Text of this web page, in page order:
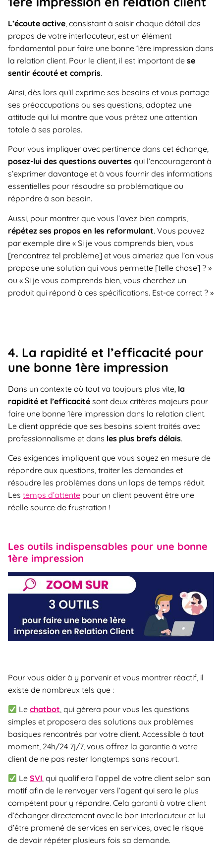
L’écoute active , consistant à saisir chaque détail des
propos de votre interlocuteur, est un élément
fondamental pour faire une bonne 1ère impression dans
la relation client. Pour le client, il est important de se
sentir écouté et compris.
Ainsi, dès lors qu’il exprime ses besoins et vous partage
ses préoccupations ou ses questions, adoptez une
attitude qui lui montre que vous prêtez une attention
totale à ses paroles.
Pour vous impliquer avec pertinence dans cet échange,
posez-lui des questions ouvertes qui l’encourageront à
s’exprimer davantage et à vous fournir des informations
essentielles pour résoudre sa problématique ou
répondre à son besoin.
Aussi, pour montrer que vous l’avez bien compris,
répétez ses propos en les reformulant. Vous pouvez
par exemple dire « Si je vous comprends bien, vous
[rencontrez tel problème] et vous aimeriez que l’on vous
propose une solution qui vous permette [telle chose] ? »
ou « Si je vous comprends bien, vous cherchez un
produit qui répond à ces spécifications. Est-ce correct ? »
4. La rapidité et l’efficacité pour
une bonne 1ère impression
Dans un contexte où tout va toujours plus vite, la
rapidité et l’efficacité sont deux critères majeurs pour
faire une bonne 1ère impression dans la relation client.
Le client apprécie que ses besoins soient traités avec
professionnalisme et dans les plus brefs délais.
Ces exigences impliquent que vous soyez en mesure de
répondre aux questions, traiter les demandes et
résoudre les problèmes dans un laps de temps réduit.
Les temps d’attente pour un client peuvent être une
réelle source de frustration !
Les outils indispensables pour une bonne
1ère impression
Pour vous aider à y parvenir et vous montrer réactif, il
existe de nombreux tels que :
Lechatbot , qui gèrera pour vous les questions
simples et proposera des solutions aux problèmes
basiques rencontrés par votre client. Accessible à tout
moment, 24h/24 7j/7, vous offrez la garantie à votre
client de ne pas rester longtemps sans recourt.
LeSVI, qui qualifiera l’appel de votre client selon son
motif afin de le renvoyer vers l’agent qui sera le plus
compétent pour y répondre. Cela garanti à votre client
d’échanger directement avec le bon interlocuteur et lui
d’être promené de services en services, avec le risque
de devoir répéter plusieurs fois sa demande.